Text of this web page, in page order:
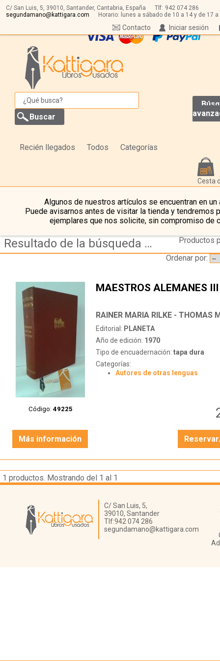
C/ San Luis, 5, 39010, Santander, Cantabria, España Tlf: 942 074 286
segundamano@kattigara.com
Horario: lunes a sábado de 10 a 14 y de 17 a
Iniciar sesión
Contacto
Recién llegados Todos Categorías
Cesta
Algunos de nuestros artículos se encuentran en un
Puede avisarnos antes de visitar la tienda y tendremos
ejemplares que nos solicite, sin compromiso de
Resultado de la búsqueda de autor rainer-maria-rilke---thomas-mann---herman-hesse
Productos
Ordenar por:
Código: 49225
MAESTROS ALEMANES III
Editorial: PLANETA
Año de edición: 1970
Tipo de encuadernación: tapa dura
Categorías:
Autores de otras lenguas
Más información
1 productos. Mostrando del 1 al 1
Librería Kattigara
C/ San Luis, 5,
39010, Santander
Tlf:942 074 286
segundamano@kattigara.com